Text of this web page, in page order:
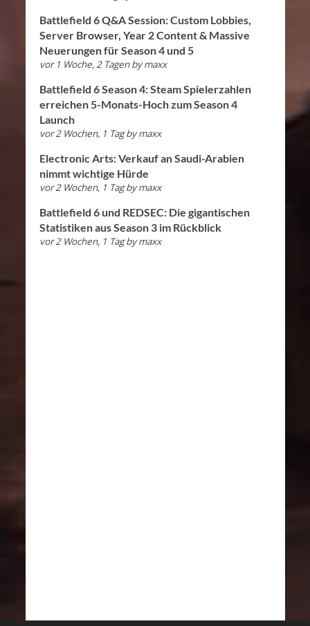
Battlefield 6 Q&A Session: Custom Lobbies,
Server Browser, Year 2 Content & Massive
Neuerungen für Season 4 und 5
vor 1 Woche, 2 Tagen bymaxx
Battlefield 6 Season 4: Steam Spielerzahlen
erreichen 5-Monats-Hoch zum Season 4
Launch
vor 2 Wochen, 1 Tag bymaxx
Electronic Arts: Verkauf an Saudi-Arabien
nimmt wichtige Hürde
vor 2 Wochen, 1 Tag bymaxx
Battlefield 6 und REDSEC: Die gigantischen
Statistiken aus Season 3 im Rückblick
vor 2 Wochen, 1 Tag bymaxx